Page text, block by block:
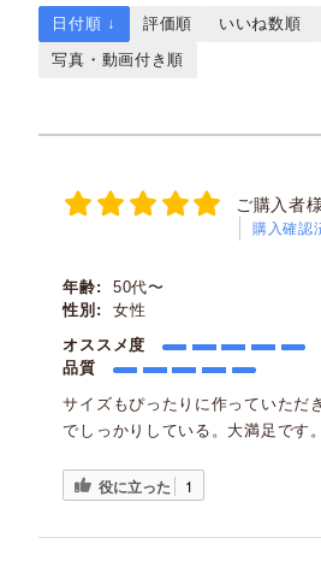
日付順 ↓ 評価順 いいね数順
写真・動画付き順
ご購入者様
購入確認
年齢:
50代〜
性別:
女性
オススメ度
品質
サイズもぴったりに作っていただ
でしっかりしている。大満足です。
役に立った 1